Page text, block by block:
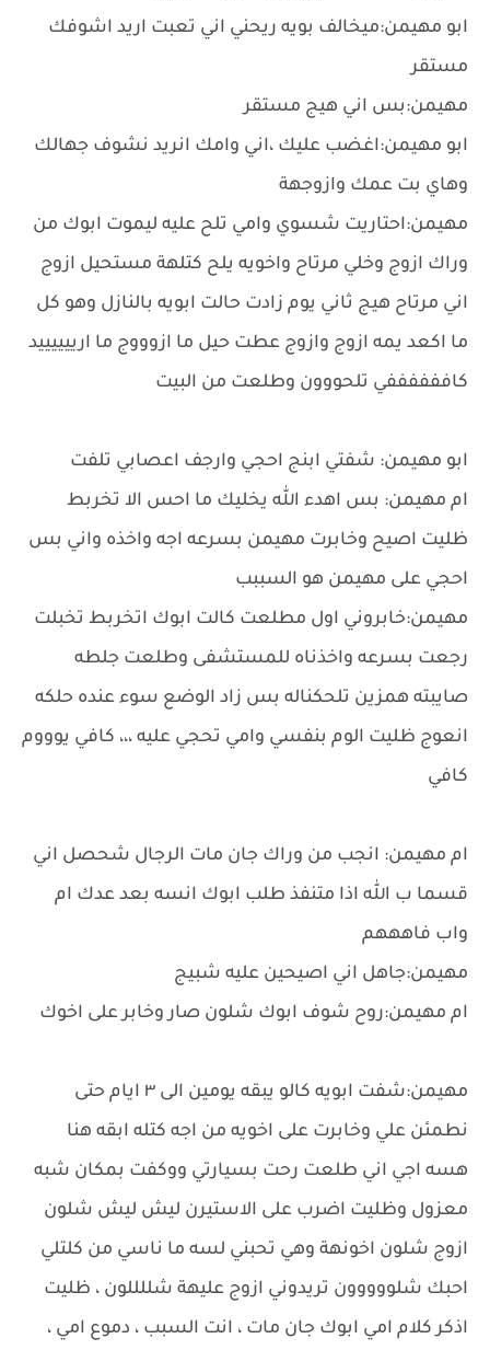
ابو مهيمن:ميخالف بويه ريحني اني تعبت اريد اشوفك
مستقر
مهيمن:بس اني هيج مستقر
ابو مهيمن:اغضب عليك ،اني وامك انريد نشوف جهالك
وهاي بت عمك وازوجهة
مهيمن:احتاريت شسوي وامي تلح عليه ليموت ابوك من
وراك ازوج وخلي مرتاح واخويه يلح كتلهة مستحيل ازوج
اني مرتاح هيج ثاني يوم زادت حالت ابويه بالنازل وهو كل
ما اكعد يمه ازوج وازوج عطت حيل ما ازوووج ما ارييييييد
كاففففففي تلحووون وطلعت من البيت
ابو مهيمن: شفتي ابنج احجي وارجف اعصابي تلفت
ام مهيمن: بس اهدء الله يخليك ما احس الا تخربط
ظليت اصيح وخابرت مهيمن بسرعه اجه واخذه واني بس
احجي على مهيمن هو السببب
مهيمن:خابروني اول مطلعت كالت ابوك اتخربط تخبلت
رجعت بسرعه واخذناه للمستشفى وطلعت جلطه
صايبته همزين تلحكناله بس زاد الوضع سوء عنده حلكه
انعوج ظليت الوم بنفسي وامي تحجي عليه ،،، كافي يوووم
كافي
ام مهيمن: انجب من وراك جان مات الرجال شحصل اني
قسما ب الله اذا متنفذ طلب ابوك انسه بعد عدك ام
واب فاهههم
مهيمن:جاهل اني اصيحين عليه شبيج
ام مهيمن:روح شوف ابوك شلون صار وخابر على اخوك
مهيمن:شفت ابويه كالو يبقه يومين الى ٣ ايام حتى
نطمئن علي وخابرت على اخويه من اجه كتله ابقه هنا
هسه اجي اني طلعت رحت بسيارتي ووكفت بمكان شبه
معزول وظليت اضرب على الاستيرن ليش ليش شلون
ازوج شلون اخونهة وهي تحبني لسه ما ناسي من كلتلي
احبك شلووووون تريدوني ازوج عليهة شللللون ، ظليت
اذكر كلام امي ابوك جان مات ، انت السبب ، دموع امي ،